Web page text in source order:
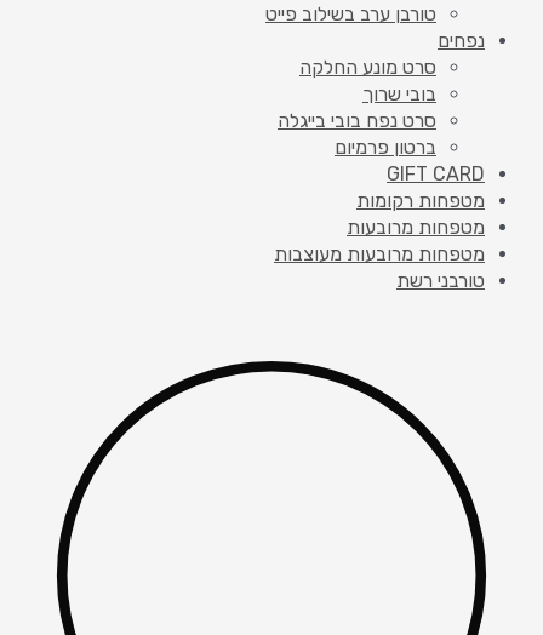
טורבן ערב בשילוב פייט
נפחים
סרט מונע החלקה
בובי שרוך
סרט נפח בובי בייגלה
ברטון פרמיום
GIFT CARD
מטפחות רקומות
מטפחות מרובעות
מטפחות מרובעות מעוצבות
טורבני רשת